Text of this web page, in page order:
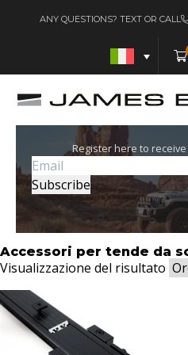
ANY QUESTIONS? TEXT OR CALL
Register here to receive
Accessori per tende da
Visualizzazione del risultato